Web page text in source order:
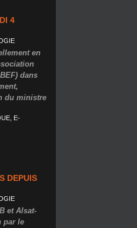
4
en
dans
du ministre
E-
DEPUIS
et Alsat-
par le